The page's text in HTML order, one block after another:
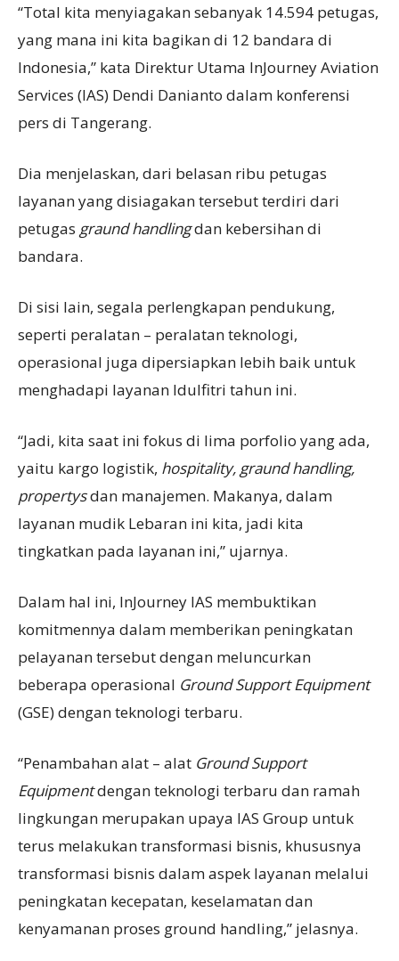
“Total kita menyiagakan sebanyak 14.594 petugas,
yang mana ini kita bagikan di 12 bandara di
Indonesia,” kata Direktur Utama InJourney Aviation
Services (IAS) Dendi Danianto dalam konferensi
pers di Tangerang.
Dia menjelaskan, dari belasan ribu petugas
layanan yang disiagakan tersebut terdiri dari
petugas graund handlingdan kebersihan di
bandara.
Di sisi lain, segala perlengkapan pendukung,
seperti peralatan – peralatan teknologi,
operasional juga dipersiapkan lebih baik untuk
menghadapi layanan Idulfitri tahun ini.
“Jadi, kita saat ini fokus di lima porfolio yang ada,
yaitu kargo logistik, hospitality, graund handling,
propertysdan manajemen. Makanya, dalam
layanan mudik Lebaran ini kita, jadi kita
tingkatkan pada layanan ini,” ujarnya.
Dalam hal ini, InJourney IAS membuktikan
komitmennya dalam memberikan peningkatan
pelayanan tersebut dengan meluncurkan
beberapa operasional Ground Support Equipment
(GSE) dengan teknologi terbaru.
“Penambahan alat – alat Ground Support
Equipmentdengan teknologi terbaru dan ramah
lingkungan merupakan upaya IAS Group untuk
terus melakukan transformasi bisnis, khususnya
transformasi bisnis dalam aspek layanan melalui
peningkatan kecepatan, keselamatan dan
kenyamanan proses ground handling,” jelasnya.